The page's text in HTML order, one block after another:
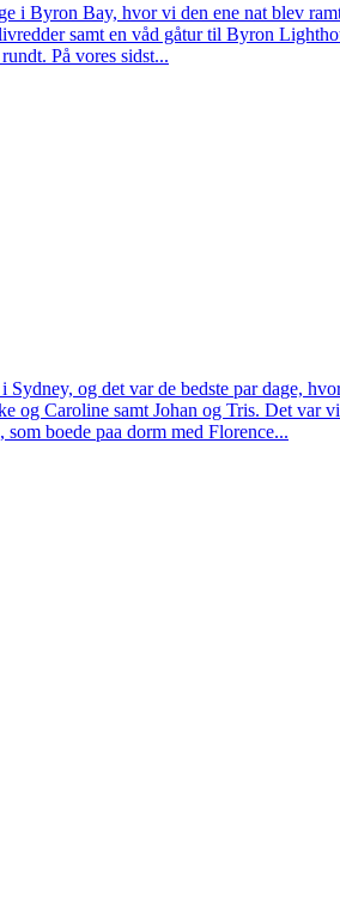
i Byron Bay, hvor vi den ene nat blev
samt en våd gåtur til Byron
På vores sidst...
Sydney, og det var de bedste par dage,
og Caroline samt Johan og Tris. Det var
boede paa dorm med Florence...